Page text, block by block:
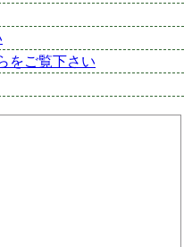
をご覧下さい